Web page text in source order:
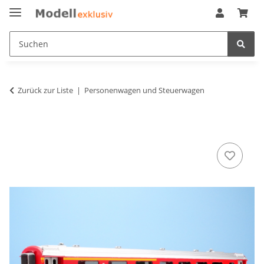
Zurück zur Liste Personenwagen und Steuerwagen